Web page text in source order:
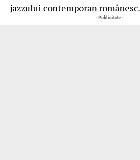
jazzului contemporan românesc.
- Publicitate -